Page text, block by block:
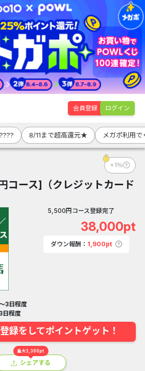
会員登録 ログイン
8/11まで超高還元★ メガポ利用
+1％
コース]（クレジットカード
5,500円コース登録完了
38,000pt
ダウン報酬： 1,900pt
3日程度
日程度
録をしてポイントゲット！
最大3,300pt
シェアする